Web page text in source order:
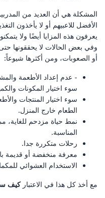
المشكلة هي أن العديد من
الأفضل للاعبيهم أو لا يأخذون
يعرفون هذه المزايا أيضًا ولا
وفي بعض الحالات لا يحققونها
أو الصعوبات، ومن أكثرها شيوعاً:
- عدم إعداد الأطعمة
سوء اختيار المكونات
سوء اختيار المنتجات
الطعام خارج المنزل.
نمط حياة مزدحم للغاية،
المناسبة.
رحلات متكررة جدا.
معرفة منخفضة أو قديمة
الاستخدام العشوائي
مع أخذ كل هذا في الاعتباركيف